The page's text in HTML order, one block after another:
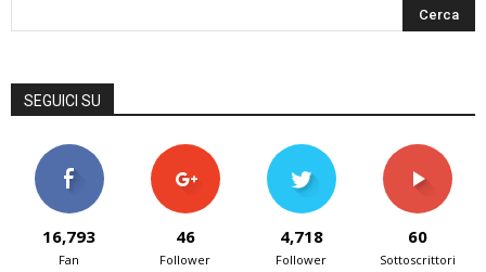
SEGUICI SU
16,793
Fan
46
Follower
4,718
Follower
60
Sottoscrittori